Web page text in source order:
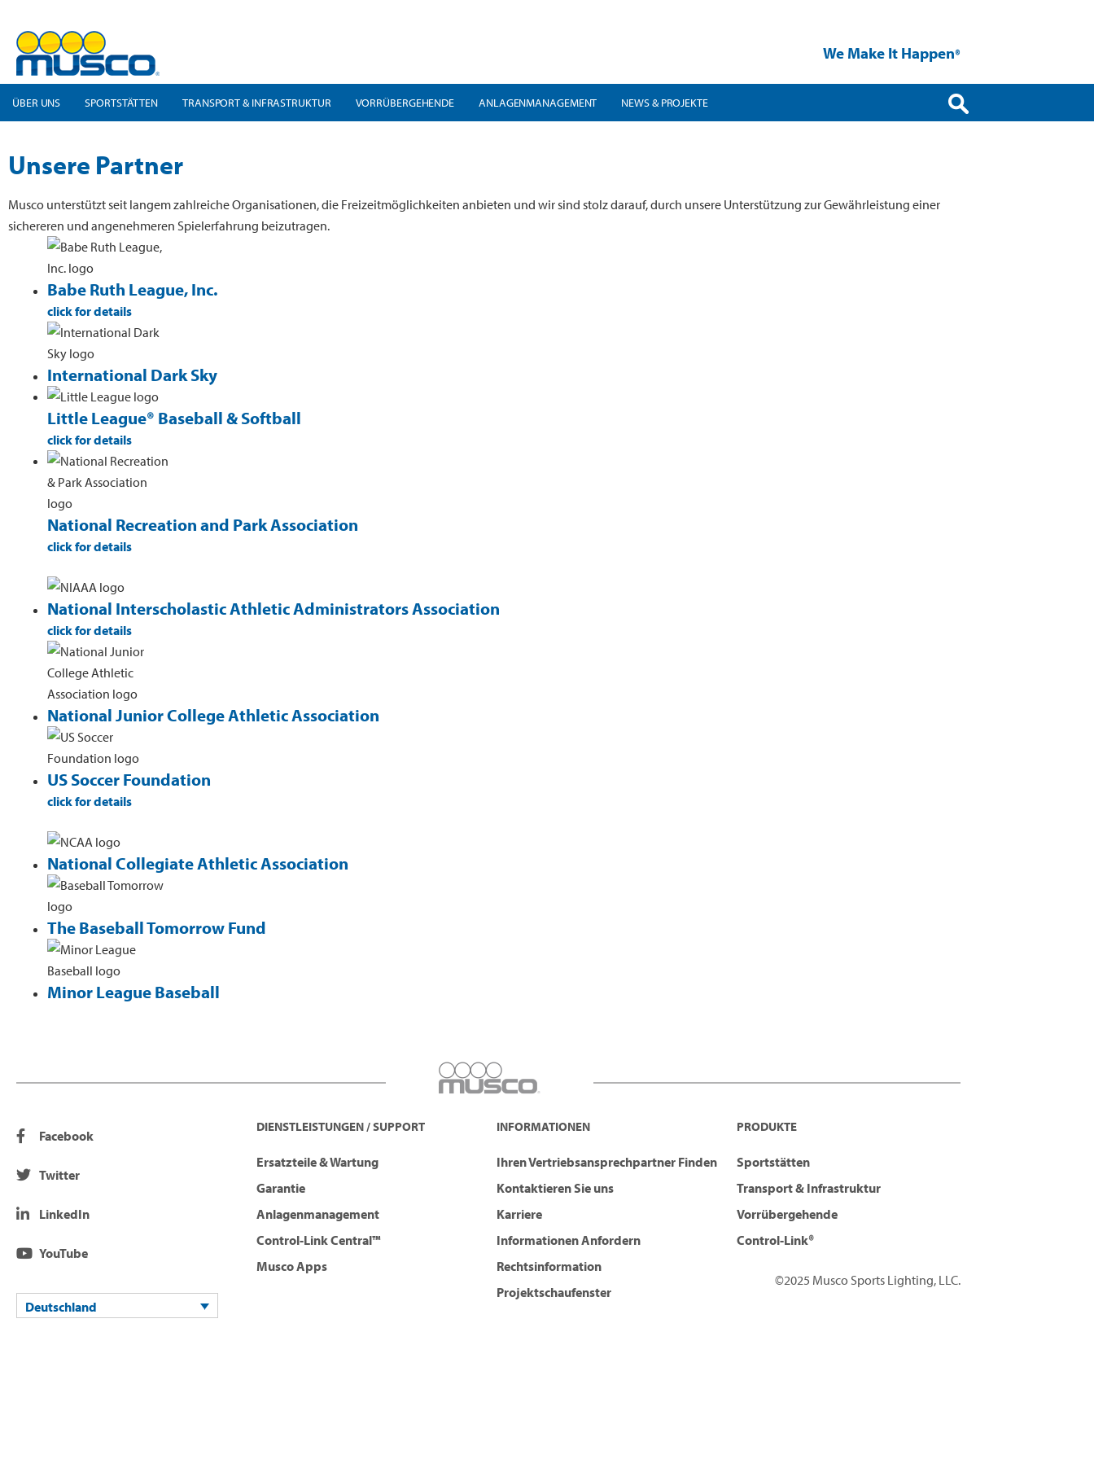
We Make It Happen®
ÜBER UNS SPORTSTÄTTEN TRANSPORT & INFRASTRUKTUR VORRÜBERGEHENDE ANLAGENMANAGEMENT NEWS & PROJEKTE
Unsere Partner
Musco unterstützt seit langem zahlreiche Organisationen, die Freizeitmöglichkeiten anbieten und wir sind stolz darauf, durch unsere Unterstützung zur Gewährleistung einer
sichereren und angenehmeren Spielerfahrung beizutragen.
Babe Ruth League, Inc.
click for details
International Dark Sky
Little League® Baseball & Softball
click for details
National Recreation and Park Association
click for details
National Interscholastic Athletic Administrators Association
click for details
National Junior College Athletic Association
US Soccer Foundation
click for details
National Collegiate Athletic Association
The Baseball Tomorrow Fund
Minor League Baseball
Facebook
Twitter
LinkedIn
YouTube
Deutschland
DIENSTLEISTUNGEN / SUPPORT
Ersatzteile & Wartung
Garantie
Anlagenmanagement
Control-Link Central™
Musco Apps
INFORMATIONEN
Ihren Vertriebsansprechpartner Finden
Kontaktieren Sie uns
Karriere
Informationen Anfordern
Rechtsinformation
Projektschaufenster
PRODUKTE
Sportstätten
Transport & Infrastruktur
Vorrübergehende
Control-Link®
©2025 Musco Sports Lighting, LLC.